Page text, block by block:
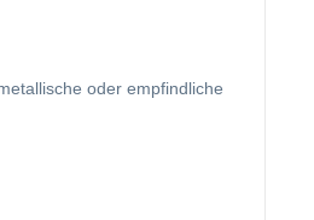
oder empfindliche